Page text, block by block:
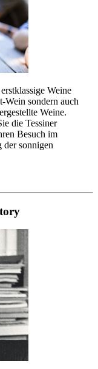
Weine
Wein sondern auch
Weine.
die Tessiner
Besuch im
sonnigen